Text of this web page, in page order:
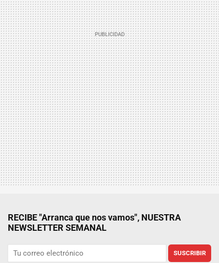
RECIBE "Arranca que nos vamos", NUESTRA
NEWSLETTER SEMANAL
SUSCRIBIR